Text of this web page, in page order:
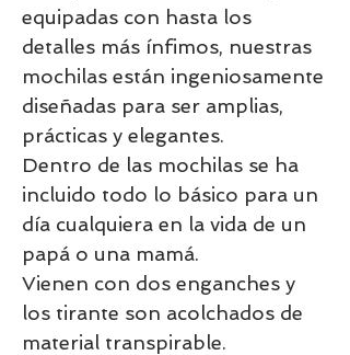
equipadas con hasta los
detalles más ínfimos, nuestras
mochilas están ingeniosamente
diseñadas para ser amplias,
prácticas y elegantes.
Dentro de las mochilas se ha
incluido todo lo básico para un
día cualquiera en la vida de un
papá o una mamá.
Vienen con dos enganches y
los tirante son acolchados de
material transpirable.